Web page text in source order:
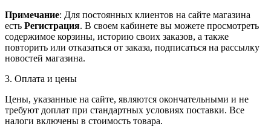
Примечание: Для постоянных клиентов на сайте магазина
есть Регистрация. В своем кабинете вы можете просмотреть
содержимое корзины, историю своих заказов, а также
повторить или отказаться от заказа, подписаться на рассылку
новостей магазина.
3. Оплата и цены
Цены, указанные на сайте, являются окончательными и не
требуют доплат при стандартных условиях поставки. Все
налоги включены в стоимость товара.